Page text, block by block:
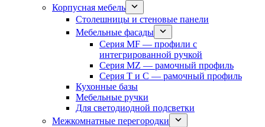
Корпусная мебель
Столешницы и стеновые панели
Мебельные фасады
Серия MF — профили с
интегрированной ручкой
Серия MZ — рамочный профиль
Серия T и C — рамочный профиль
Кухонные базы
Мебельные ручки
Для светодиодной подсветки
Межкомнатные перегородки